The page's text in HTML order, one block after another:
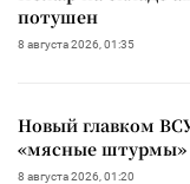
потушен
8 августа 2026, 01:35
Новый главком
«мясные штурмы»
8 августа 2026, 01:20